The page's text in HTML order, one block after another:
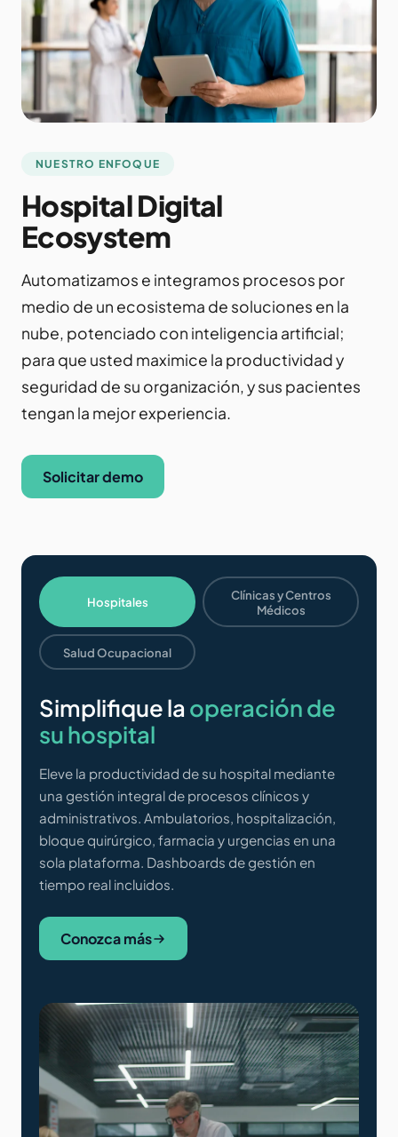
NUESTRO ENFOQUE
Hospital Digital
Ecosystem
Automatizamos e integramos procesos por
medio de un ecosistema de soluciones en la
nube, potenciado con inteligencia artificial;
para que usted maximice la productividad y
seguridad de su organización, y sus pacientes
tengan la mejor experiencia.
Solicitar demo
Hospitales
Clínicas y Centros
Médicos
Salud Ocupacional
Simplifique la operación de
su hospital
Eleve la productividad de su hospital mediante
una gestión integral de procesos clínicos y
administrativos. Ambulatorios, hospitalización,
bloque quirúrgico, farmacia y urgencias en una
sola plataforma. Dashboards de gestión en
tiempo real incluidos.
Conozca más